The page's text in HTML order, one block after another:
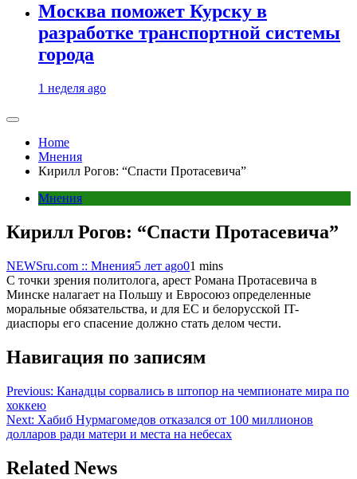
Москва поможет Курску в
разработке транспортной системы
города
1 неделя ago
Home
Мнения
Кирилл Рогов: “Спасти Протасевича”
Мнения
Кирилл Рогов: “Спасти Протасевича”
NEWSru.com :: Мнения5 лет ago01 mins
С точки зрения политолога, арест Романа Протасевича в
Минске налагает на Польшу и Евросоюз определенные
моральные обязательства, и для ЕС и белорусской IT-
диаспоры его спасение должно стать делом чести.
Навигация по записям
Previous: Канадцы сорвались в штопор на чемпионате мира по
хоккею
Next: Хабиб Нурмагомедов отказался от 100 миллионов
долларов ради матери и места на небесах
Related News